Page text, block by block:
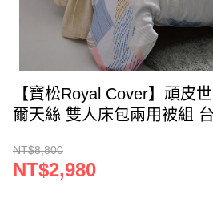
【寶松Royal Cover】頑皮
爾天絲 雙人床包兩用被組
NT$8,800
NT$2,980